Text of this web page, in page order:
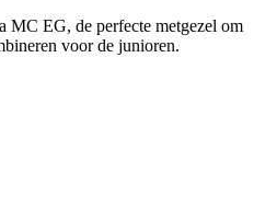
MC EG, de perfecte metgezel om
voor de junioren.